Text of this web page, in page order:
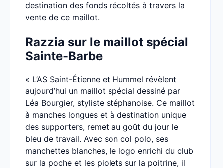
destination des fonds récoltés à travers la
vente de ce maillot.
Razzia sur le maillot spécial
Sainte-Barbe
« L’AS Saint-Étienne et Hummel révèlent
aujourd’hui un maillot spécial dessiné par
Léa Bourgier, styliste stéphanoise. Ce maillot
à manches longues et à destination unique
des supporters, remet au goût du jour le
bleu de travail. Avec son col polo, ses
manchettes blanches, le logo enrichi du club
sur la poche et les piolets sur la poitrine, il